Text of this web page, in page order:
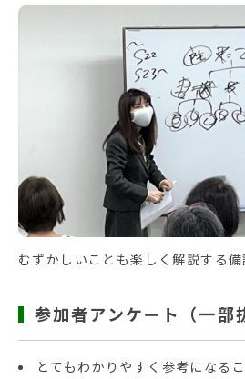
むずかしいことも楽しく解説する
参加者アンケート（一部
とてもわかりやすく参考になる